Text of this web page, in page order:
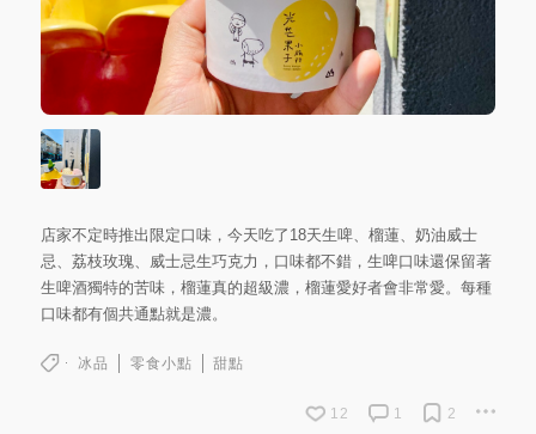
店家不定時推出限定口味，今天吃了18天生啤、榴蓮、奶油威士
忌、荔枝玫瑰、威士忌生巧克力，口味都不錯，生啤口味還保留著
生啤酒獨特的苦味，榴蓮真的超級濃，榴蓮愛好者會非常愛。每種
口味都有個共通點就是濃。
冰品 零食小點 甜點
12 1 2